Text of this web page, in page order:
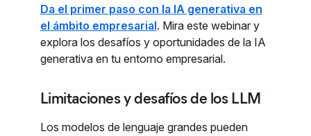
Da el primer paso con la IA generativa en
el ámbito empresarial. Mira este webinar y
explora los desafíos y oportunidades de la IA
generativa en tu entorno empresarial.
Limitaciones y desafíos de los LLM
Los modelos de lenguaje grandes pueden